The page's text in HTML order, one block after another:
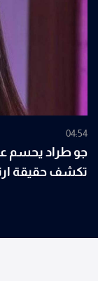
04:54
جو طراد يحسم
تكشف حقيقة